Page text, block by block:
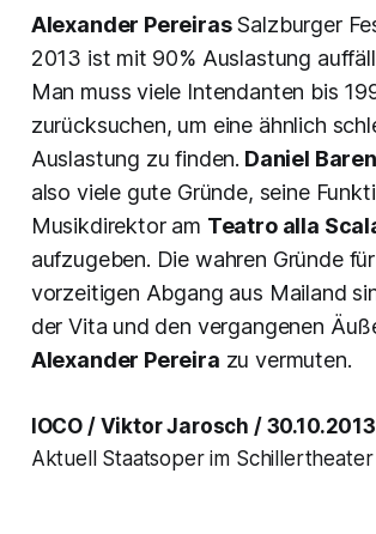
Alexander PereirasSalzburger
2013 ist mit 90% Auslastung
Man muss viele Intendanten bis
zurücksuchen, um eine ähnlich
Auslastung zu finden. Daniel
also viele gute Gründe, seine
Musikdirektor am Teatro alla
aufzugeben. Die wahren Gründe
vorzeitigen Abgang aus Mailand
der Vita und den vergangenen
Alexander Pereira zu vermuten.
IOCO / Viktor Jarosch / 30.10.2013
Aktuell Staatsoper im